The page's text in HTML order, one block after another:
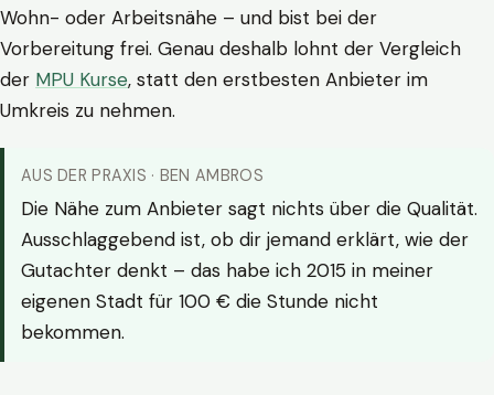
Wohn- oder Arbeitsnähe – und bist bei der
Vorbereitung frei. Genau deshalb lohnt der Vergleich
der MPU Kurse, statt den erstbesten Anbieter im
Umkreis zu nehmen.
AUS DER PRAXIS · BEN AMBROS
Die Nähe zum Anbieter sagt nichts über die Qualität.
Ausschlaggebend ist, ob dir jemand erklärt, wie der
Gutachter denkt – das habe ich 2015 in meiner
eigenen Stadt für 100 € die Stunde nicht
bekommen.